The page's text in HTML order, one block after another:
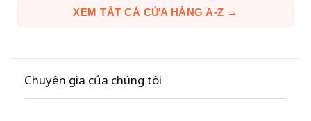
XEM TẤT CẢ CỬA HÀNG A-Z →
Chuyên gia của chúng tôi